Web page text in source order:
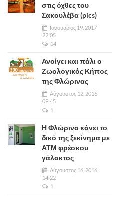
στις όχθες του
Σακουλέβα (pics)
Ιανουάριος 19, 2017
22:05
14
Ανοίγει και πάλι ο
Ζωολογικός Κήπος
της Φλώρινας
Αύγουστος 12, 2016
09:45
1
Η Φλώρινα κάνει το
δικό της ξεκίνημα με
ΑΤΜ φρέσκου
γάλακτος
Αύγουστος 16, 2016
14:22
1